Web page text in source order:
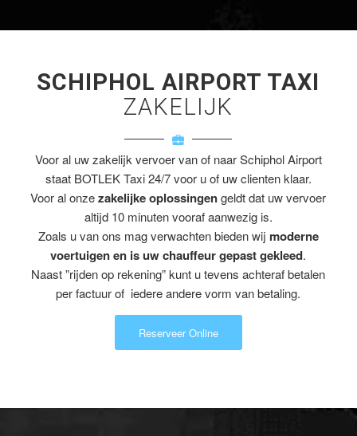
SCHIPHOL AIRPORT TAXI
ZAKELIJK
Voor al uw zakelijk vervoer van of naar Schiphol Airport
staat BOTLEK Taxi 24/7 voor u of uw clienten klaar.
Voor al onzezakelijke oplossingengeldt dat uw vervoer
altijd 10 minuten vooraf aanwezig is.
Zoals u van ons mag verwachten bieden wij moderne
voertuigen en is uw chauffeur gepast gekleed.
Naast ”rijden op rekening” kunt u tevens achteraf betalen
per factuur of iedere andere vorm van betaling.
Reserveer Online